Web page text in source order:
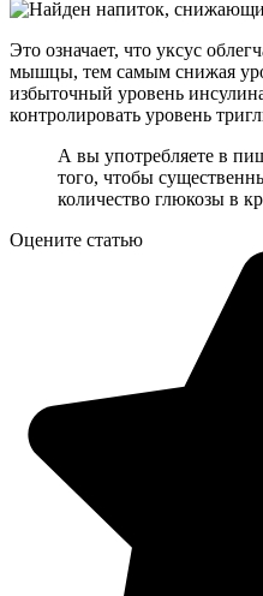
Это означает, что уксус
мышцы, тем самым снижая
избыточный уровень
контролировать уровень
А вы употребляете в
того, чтобы
количество глюкозы в
Оцените статью